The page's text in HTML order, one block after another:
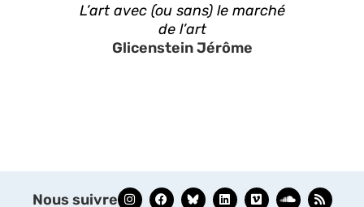
L’art avec (ou sans) le marché
de l’art
Glicenstein Jérôme
Nous suivre